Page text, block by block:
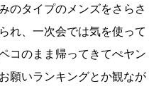
のタイプのメンズをさらさ
れ、一次会では気を使って
コのまま帰ってきてぺヤン
願いランキングとか観なが